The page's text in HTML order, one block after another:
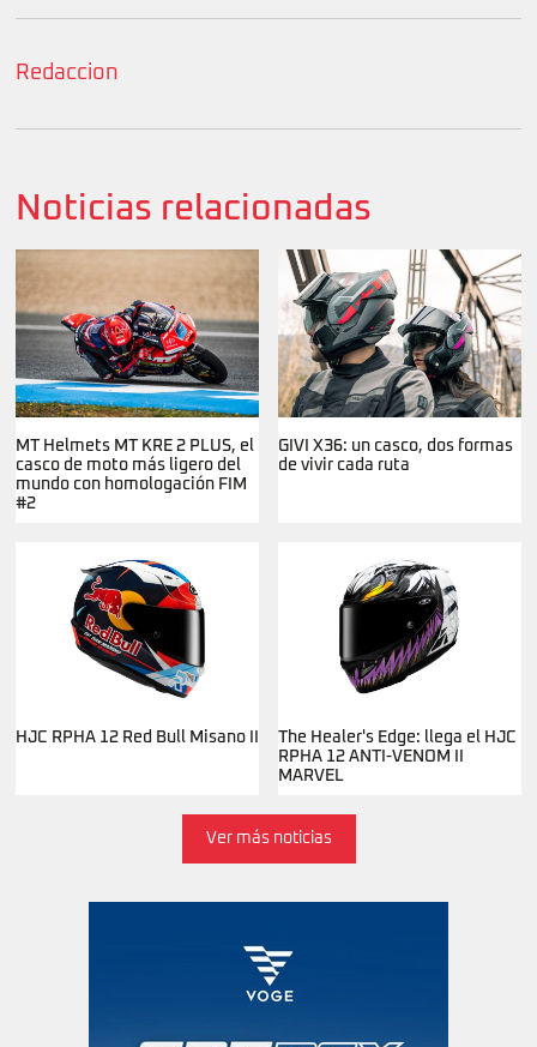
Redaccion
Noticias relacionadas
MT Helmets MT KRE 2 PLUS, el
casco de moto más ligero del
mundo con homologación FIM
#2
GIVI X36: un casco, dos formas
de vivir cada ruta
HJC RPHA 12 Red Bull Misano II
The Healer's Edge: llega el HJC
RPHA 12 ANTI-VENOM II
MARVEL
Ver más noticias